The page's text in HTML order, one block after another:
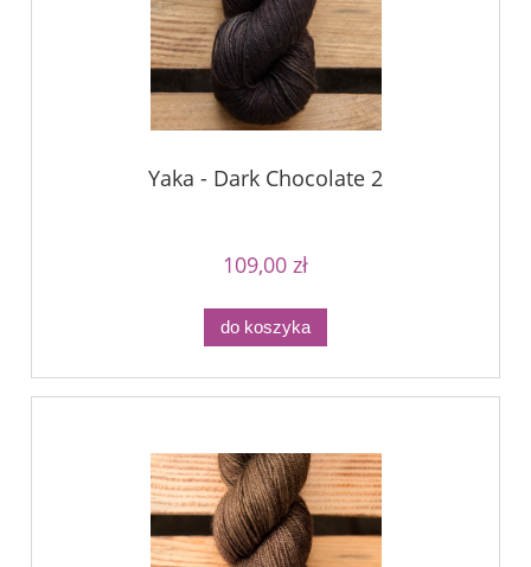
Yaka - Dark Chocolate 2
109,00 zł
do koszyka